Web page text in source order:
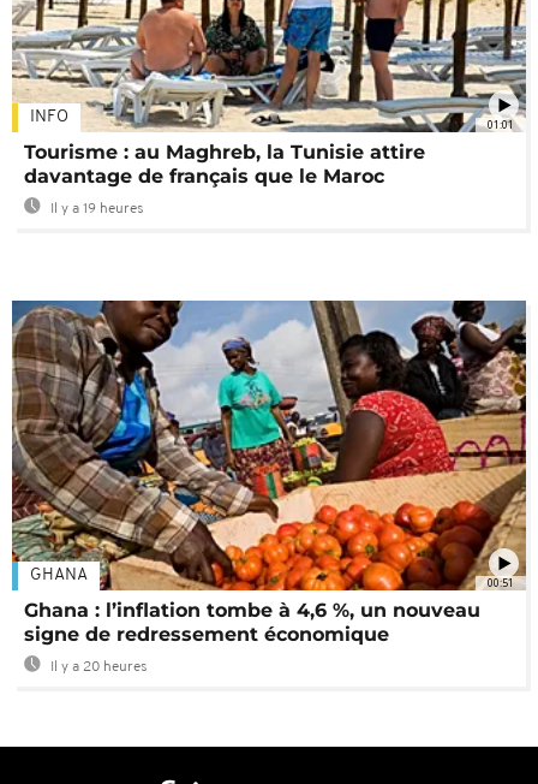
01:01
INFO
Tourisme : au Maghreb, la Tunisie attire
davantage de français que le Maroc
Il y a 19 heures
00:51
GHANA
Ghana : l’inflation tombe à 4,6 %, un nouveau
signe de redressement économique
Il y a 20 heures